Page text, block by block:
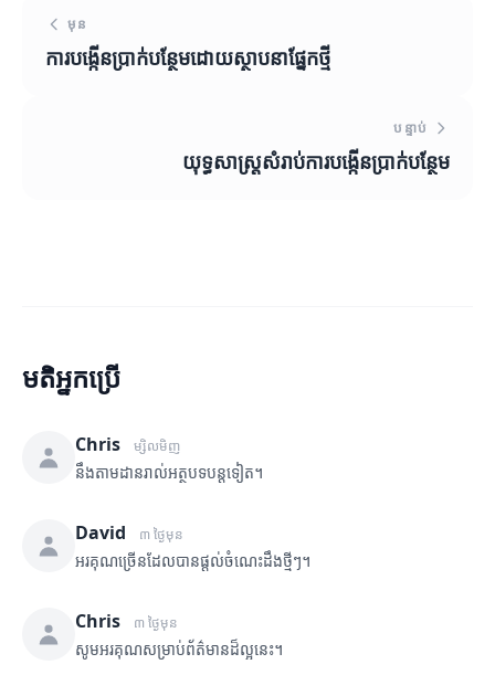
មុន
ការបង្កើនប្រាក់បន្ថែមដោយស្ថាបនាផ្នែកថ្មី
បន្ទាប់
យុទ្ធសាស្ត្រ​សំរាប់​ការបង្កើនប្រាក់បន្ថែម
មតិអ្នកប្រើ
Chris ម្សិលមិញ
នឹងតាមដានរាល់អត្ថបទបន្តទៀត។
David ៣ ថ្ងៃមុន
អរគុណច្រើនដែលបានផ្តល់ចំណេះដឹងថ្មីៗ។
Chris ៣ ថ្ងៃមុន
សូមអរគុណសម្រាប់ព័ត៌មានដ៏ល្អនេះ។